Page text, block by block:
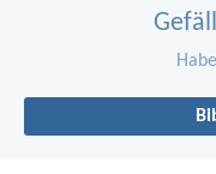
Habe